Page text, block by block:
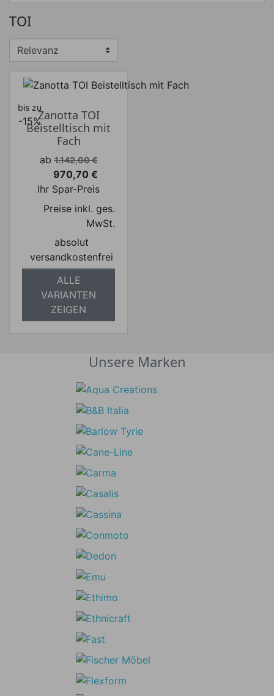
Preis von
TOI
bis zu
-15%Zanotta TOI
Beistelltisch mit
Fach
Verkaufspreis
ab 1.142,00 €
Preis
970,70 €
Ihr Spar-Preis
Preise inkl. ges.
MwSt.
absolut
versandkostenfrei
ALLE
VARIANTEN
ZEIGEN
Unsere Marken